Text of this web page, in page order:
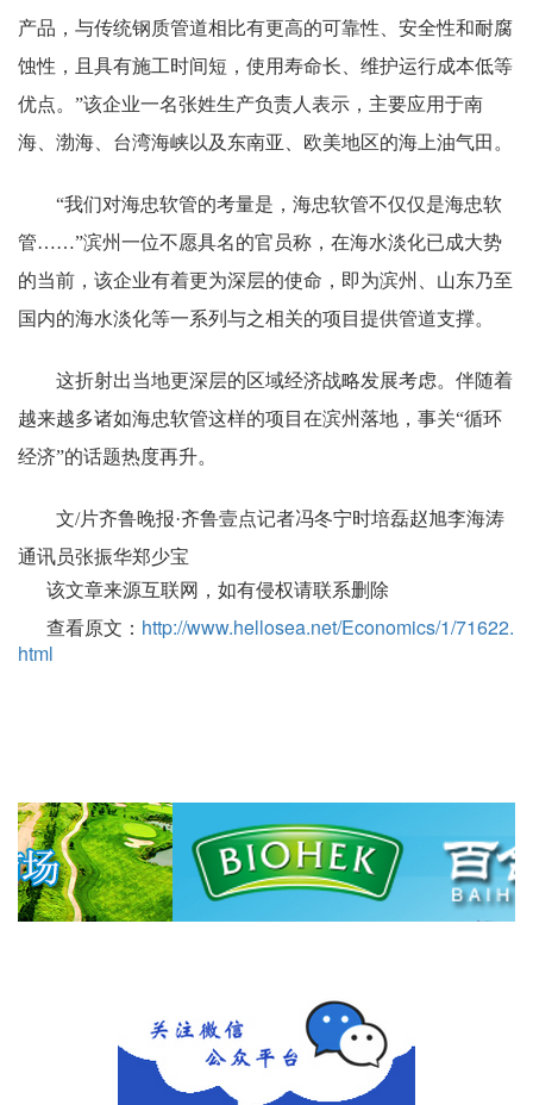
产品，与传统钢质管道相比有更高的可靠性、安全性和耐腐
蚀性，且具有施工时间短，使用寿命长、维护运行成本低等
优点。”该企业一名张姓生产负责人表示，主要应用于南
海、渤海、台湾海峡以及东南亚、欧美地区的海上油气田。
“我们对海忠软管的考量是，海忠软管不仅仅是海忠软
管……”滨州一位不愿具名的官员称，在海水淡化已成大势
的当前，该企业有着更为深层的使命，即为滨州、山东乃至
国内的海水淡化等一系列与之相关的项目提供管道支撑。
这折射出当地更深层的区域经济战略发展考虑。伴随着
越来越多诸如海忠软管这样的项目在滨州落地，事关“循环
经济”的话题热度再升。
文/片齐鲁晚报·齐鲁壹点记者冯冬宁时培磊赵旭李海涛
通讯员张振华郑少宝
该文章来源互联网，如有侵权请联系删除
查看原文： http://www.hellosea.net/Economics/1/71622.
html